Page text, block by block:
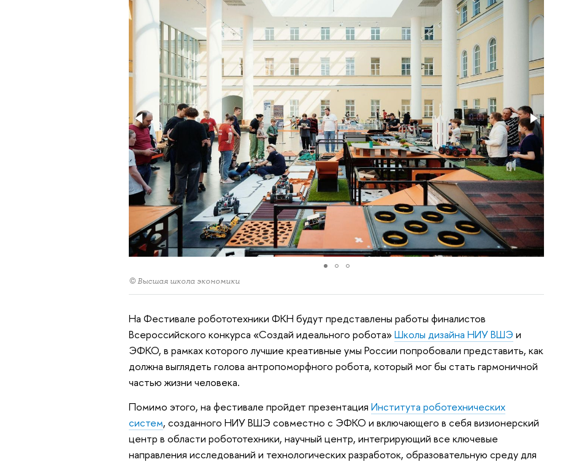
© Высшая школа экономики
На Фестивале робототехники ФКН будут представлены работы финалистов
Всероссийского конкурса «Создай идеального робота»Школы дизайна НИУ ВШЭ и
ЭФКО, в рамках которого лучшие креативные умы России попробовали представить, как
должна выглядеть голова антропоморфного робота, который мог бы стать гармоничной
частью жизни человека.
Помимо этого, на фестивале пройдет презентация Института роботехнических
систем, созданного НИУ ВШЭ совместно с ЭФКО и включающего в себя визионерский
центр в области робототехники, научный центр, интегрирующий все ключевые
направления исследований и технологических разработок, образовательную среду для